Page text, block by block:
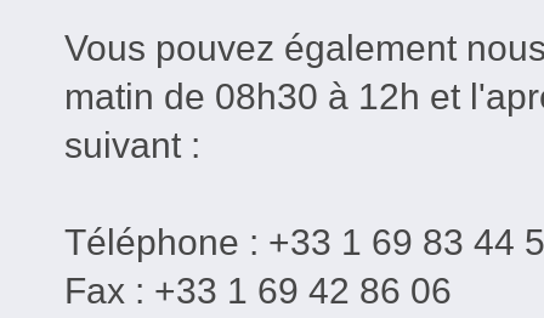
Vous pouvez également
matin de 08h30 à 12h et
suivant :
Téléphone : +33 1 69 83 44
Fax : +33 1 69 42 86 06